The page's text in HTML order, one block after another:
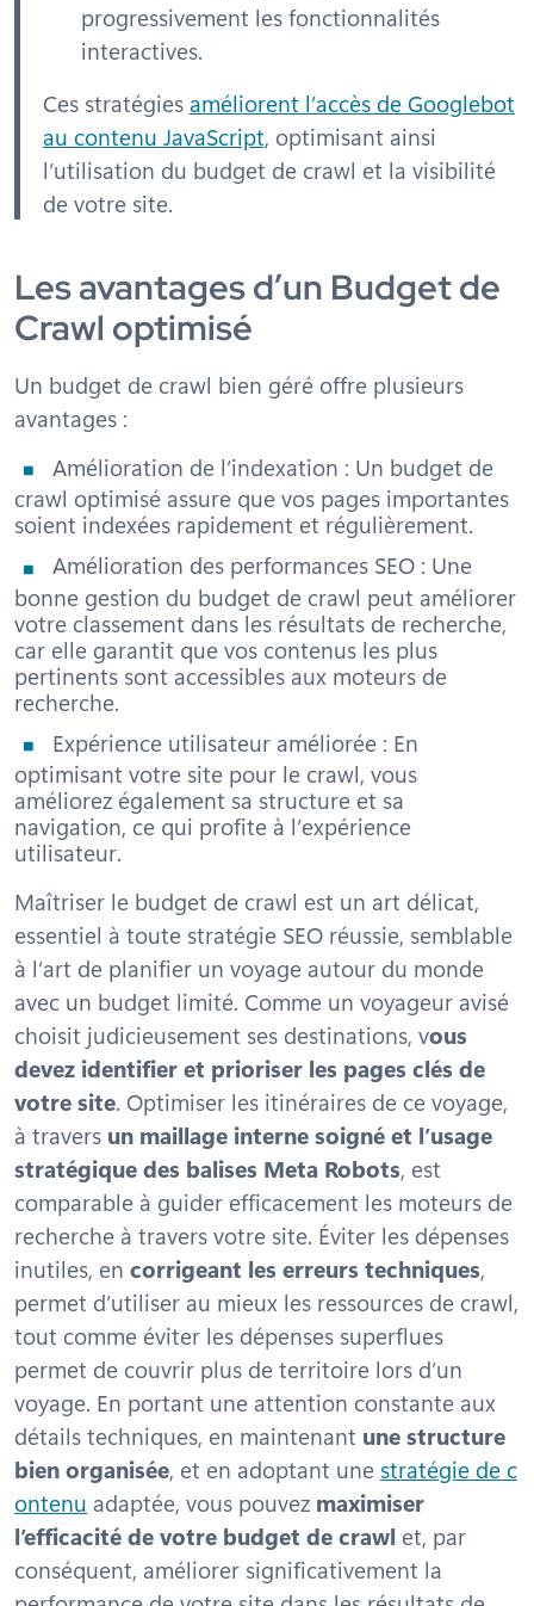
progressivement les fonctionnalités
interactives.
Ces stratégiesaméliorent l’accès de Googlebot
au contenu JavaScript, optimisant ainsi
l’utilisation du budget de crawl et la visibilité
de votre site.
Les avantages d’un Budget de
Crawl optimisé
Un budget de crawl bien géré offre plusieurs
avantages :
Amélioration de l’indexation : Un budget de
crawl optimisé assure que vos pages importantes
soient indexées rapidement et régulièrement.
Amélioration des performances SEO : Une
bonne gestion du budget de crawl peut améliorer
votre classement dans les résultats de recherche,
car elle garantit que vos contenus les plus
pertinents sont accessibles aux moteurs de
recherche.
Expérience utilisateur améliorée : En
optimisant votre site pour le crawl, vous
améliorez également sa structure et sa
navigation, ce qui profite à l’expérience
utilisateur.
Maîtriser le budget de crawl est un art délicat,
essentiel à toute stratégie SEO réussie, semblable
à l’art de planifier un voyage autour du monde
avec un budget limité. Comme un voyageur avisé
choisit judicieusement ses destinations, vous
devez identifier et prioriser les pages clés de
votre site. Optimiser les itinéraires de ce voyage,
à travers un maillage interne soigné et l’usage
stratégique des balises Meta Robots, est
comparable à guider efficacement les moteurs de
recherche à travers votre site. Éviter les dépenses
inutiles, en corrigeant les erreurs techniques,
permet d’utiliser au mieux les ressources de crawl,
tout comme éviter les dépenses superflues
permet de couvrir plus de territoire lors d’un
voyage. En portant une attention constante aux
détails techniques, en maintenant une structure
bien organisée, et en adoptant une stratégie de c
ontenu adaptée, vous pouvez maximiser
l’efficacité de votre budget de crawl et, par
conséquent, améliorer significativement la